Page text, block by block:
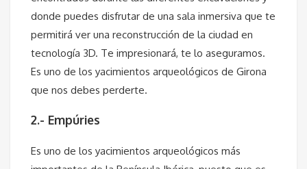
donde puedes disfrutar de una sala inmersiva que te
permitirá ver una reconstrucción de la ciudad en
tecnología 3D. Te impresionará, te lo aseguramos.
Es uno de los yacimientos arqueológicos de Girona
que nos debes perderte.
2.- Empúries
Es uno de los yacimientos arqueológicos más